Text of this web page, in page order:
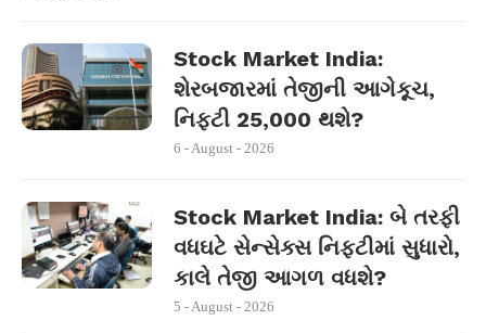
Stock Market India:
શેરબજારમાં તેજીની આગેકૂચ,
નિફ્ટી 25,000 થશે?
6 - August - 2026
Stock Market India: બે તરફી
વધઘટે સેન્સેક્સ નિફ્ટીમાં સુધારો,
કાલે તેજી આગળ વધશે?
5 - August - 2026